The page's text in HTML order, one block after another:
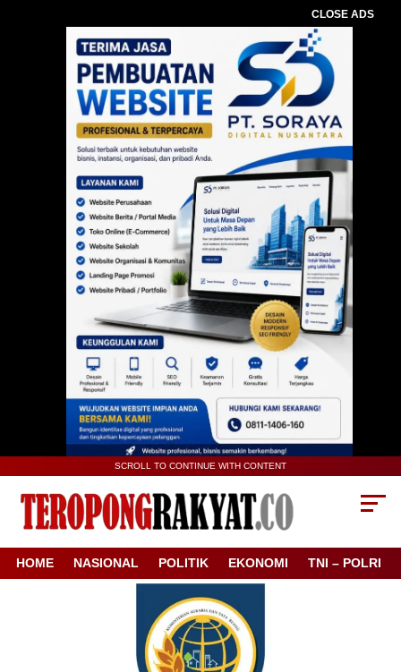
CLOSE ADS
SCROLL TO CONTINUE WITH CONTENT
HOME NASIONAL POLITIK EKONOMI TNI – POLRI